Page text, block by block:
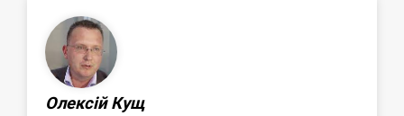
Олексій Кущ